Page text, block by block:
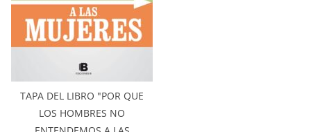
TAPA DEL LIBRO "POR QUE
LOS HOMBRES NO